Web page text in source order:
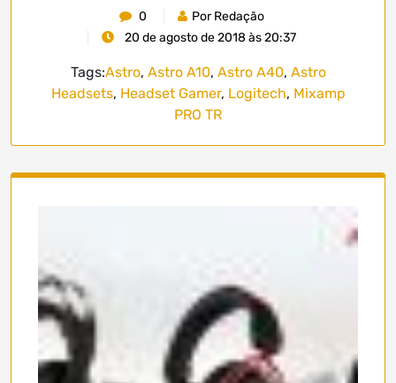
0
Por Redação
20 de agosto de 2018 às 20:37
Tags:Astro, Astro A10, Astro A40, Astro
Headsets, Headset Gamer, Logitech, Mixamp
PRO TR